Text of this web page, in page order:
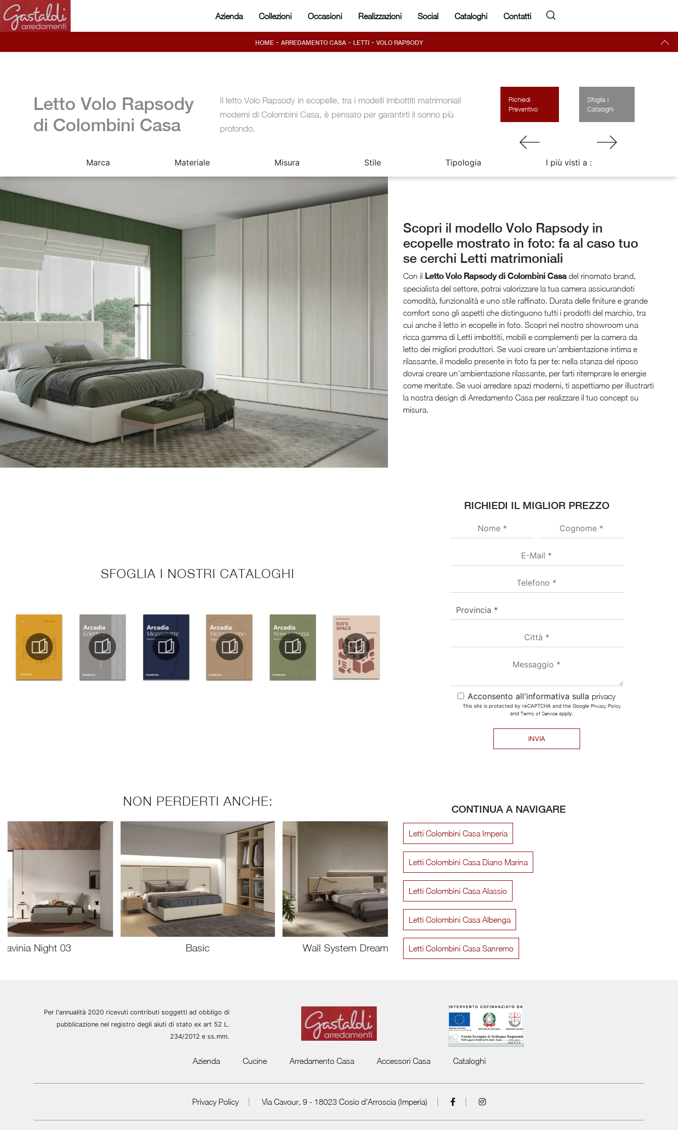
Azienda Collezioni Occasioni Realizzazioni Social Cataloghi Contatti
HOME - ARREDAMENTO CASA- LETTI - VOLO RAPSODY
Letto Volo Rapsody
di Colombini Casa
Il letto Volo Rapsody in ecopelle, tra i modelli imbottiti matrimoniali
moderni di Colombini Casa, è pensato per garantirti il sonno più
profondo.
Richiedi
Preventivo
Sfoglia i
Cataloghi
Marca Materiale Misura Stile Tipologia I più visti a :
Scopri il modello Volo Rapsody in
ecopelle mostrato in foto: fa al caso tuo
se cerchi Letti matrimoniali
Con il Letto Volo Rapsody di Colombini Casadel rinomato brand,
specialista del settore, potrai valorizzare la tua camera assicurandoti
comodità, funzionalità e uno stile raffinato. Durata delle finiture e grande
comfort sono gli aspetti che distinguono tutti i prodotti del marchio, tra
cui anche il letto in ecopelle in foto. Scopri nel nostro showroom una
ricca gamma di Letti imbottiti, mobili e complementi per la camera da
letto dei migliori produttori. Se vuoi creare un'ambientazione intima e
rilassante, il modello presente in foto fa per te: nella stanza del riposo
dovrai creare un'ambientazione rilassante, per farti ritemprare le energie
come meritate. Se vuoi arredare spazi moderni, ti aspettiamo per illustrarti
la nostra design di Arredamento Casa per realizzare il tuo concept su
misura.
SFOGLIA I NOSTRI CATALOGHI
RICHIEDI IL MIGLIOR PREZZO
Acconsento all'informativa sulla privacy
This site is protected by reCAPTCHA and the Google Privacy Policy
and Terms of Serviceapply.
INVIA
NON PERDERTI ANCHE:
Lavinia Night 03 Basic Wall System Dreaming 02 Vanity Imbottito
CONTINUA A NAVIGARE
Letti Colombini Casa Imperia
Letti Colombini Casa Diano Marina
Letti Colombini Casa Alassio
Letti Colombini Casa Albenga
Letti Colombini Casa Sanremo
Per l'annualità 2020 ricevuti contributi soggetti ad obbligo di
pubblicazione nel registro degli aiuti di stato ex art 52 L.
234/2012 e ss.mm.
Azienda Cucine Arredamento Casa Accessori Casa Cataloghi
Privacy Policy Via Cavour, 9 - 18023 Cosio d'Arroscia (Imperia)